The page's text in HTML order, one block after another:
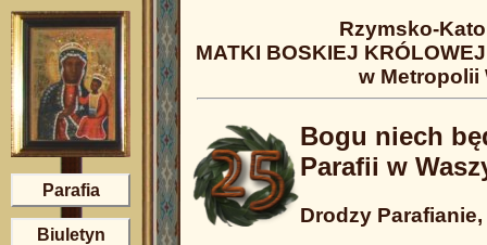
Parafia
Biuletyn
Rzymsko-
MATKI BOSKIEJ
w Metropolii
Bogu niech
Parafii w
Drodzy